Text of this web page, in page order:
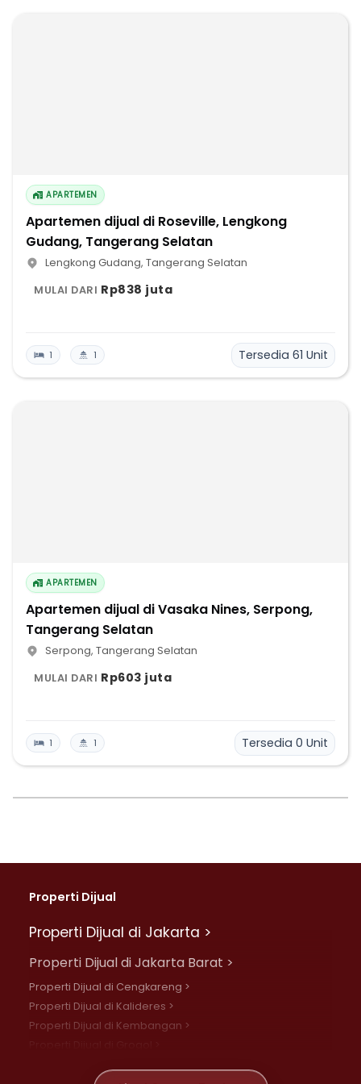
APARTEMEN
Apartemen dijual di Roseville, Lengkong
Gudang, Tangerang Selatan
Lengkong Gudang, Tangerang Selatan
MULAI DARI Rp838 juta
1 1 Tersedia 61 Unit
APARTEMEN
Apartemen dijual di Vasaka Nines, Serpong,
Tangerang Selatan
Serpong, Tangerang Selatan
MULAI DARI Rp603 juta
1 1 Tersedia 0 Unit
Properti Dijual
Properti Dijual di Jakarta >
Properti Dijual di Jakarta Barat >
Properti Dijual di Cengkareng >
Properti Dijual di Kalideres >
Properti Dijual di Kembangan >